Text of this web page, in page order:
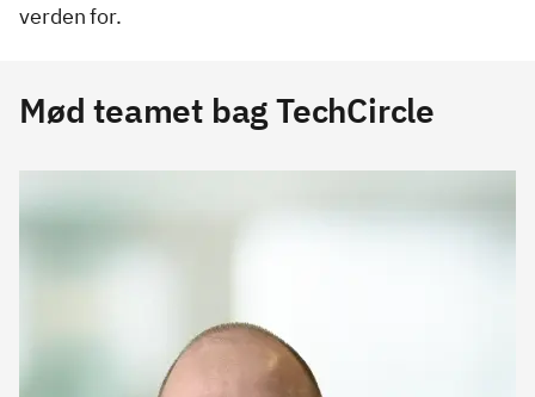
verden for.
Mød teamet bag TechCircle